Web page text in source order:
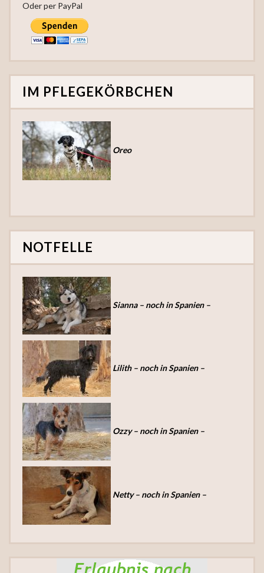
Oder per PayPal
IM PFLEGEKÖRBCHEN
Oreo
NOTFELLE
Sianna – noch in Spanien –
Lilith – noch in Spanien –
Ozzy – noch in Spanien –
Netty – noch in Spanien –